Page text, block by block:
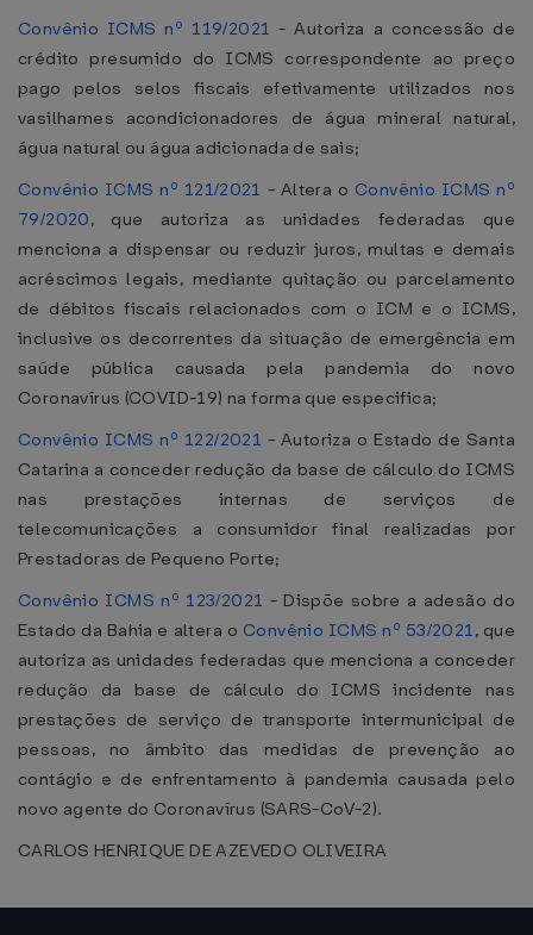
Convênio ICMS nº 119/2021 - Autoriza a concessão de
crédito presumido do ICMS correspondente ao preço
pago pelos selos fiscais efetivamente utilizados nos
vasilhames acondicionadores de água mineral natural,
água natural ou água adicionada de sais;
Convênio ICMS nº 121/2021 - Altera o Convênio ICMS nº
79/2020, que autoriza as unidades federadas que
menciona a dispensar ou reduzir juros, multas e demais
acréscimos legais, mediante quitação ou parcelamento
de débitos fiscais relacionados com o ICM e o ICMS,
inclusive os decorrentes da situação de emergência em
saúde pública causada pela pandemia do novo
Coronavírus (COVID-19) na forma que especifica;
Convênio ICMS nº 122/2021 - Autoriza o Estado de Santa
Catarina a conceder redução da base de cálculo do ICMS
nas prestações internas de serviços de
telecomunicações a consumidor final realizadas por
Prestadoras de Pequeno Porte;
Convênio ICMS nº 123/2021 - Dispõe sobre a adesão do
Estado da Bahia e altera o Convênio ICMS nº 53/2021, que
autoriza as unidades federadas que menciona a conceder
redução da base de cálculo do ICMS incidente nas
prestações de serviço de transporte intermunicipal de
pessoas, no âmbito das medidas de prevenção ao
contágio e de enfrentamento à pandemia causada pelo
novo agente do Coronavírus (SARS-CoV-2).
CARLOS HENRIQUE DE AZEVEDO OLIVEIRA